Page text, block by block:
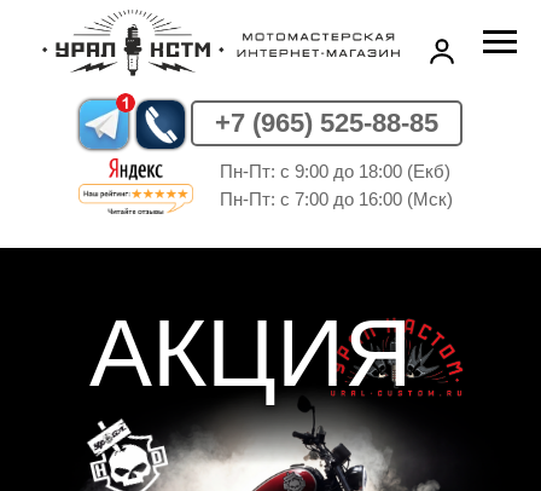
+7 (965) 525-88-85
Пн-Пт: c 9:00 до 18:00 (Екб)
Пн-Пт: c 7:00 до 16:00 (Мск)
АКЦИЯ